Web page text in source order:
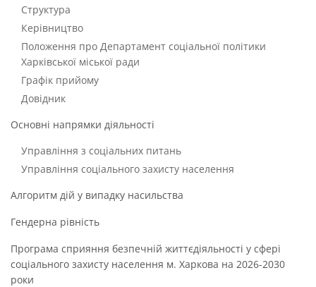
Структура
Керівництво
Положення про Департамент соціальної політики
Харківської міської ради
Графік прийому
Довідник
Основні напрямки діяльності
Управління з соціальних питань
Управління соціального захисту населення
Алгоритм дій у випадку насильства
Гендерна рівність
Програма сприяння безпечній життєдіяльності у сфері
соціального захисту населення м. Харкова на 2026-2030
роки